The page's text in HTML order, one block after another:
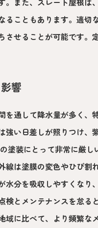
ることもあります。適切
させることが可能です。
響
通して降水量が多く、
い日差しが照りつけ、
装にとって非常に厳し
線は塗膜の変色やひび割
水分を吸収しやすくなり
検とメンテナンスを怠る
に比べて、より頻繁な